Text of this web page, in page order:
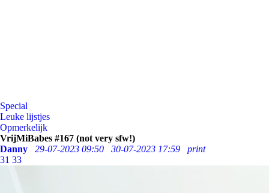
Special
Leuke lijstjes
Opmerkelijk
VrijMiBabes #167 (not very sfw!)
Danny
29-07-2023 09:50 30-07-2023 17:59
print
31 33